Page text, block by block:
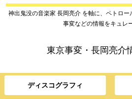
神出鬼没の音楽家 長岡亮介 を軸に、ペトロ
事変などの情報をキュレ
東京事変・長岡亮介
ディスコグラフィ